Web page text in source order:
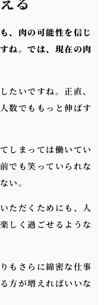
、肉の可能性を信じ
ね。では、現在の肉
たいですね。正直、
数でももっと伸ばす
しまっては働いてい
でも笑っていられな
い。
ただくためにも、人
しく過ごせるような
もさらに綿密な仕事
方が増えればいいな